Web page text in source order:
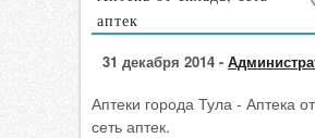
аптек
31 декабря 2014 -
Аптеки города Тула - Аптека
сеть аптек.